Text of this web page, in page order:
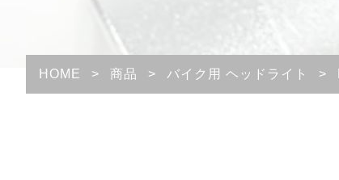
HOME > 商品 > バイク用 ヘッドライト >